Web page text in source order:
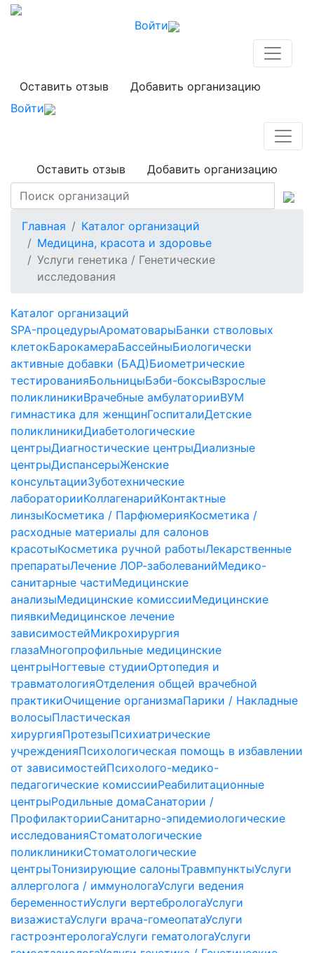
Войти
Оставить отзыв
Добавить организацию
Войти
Оставить отзыв Добавить организацию
Главная
Каталог организаций
Медицина, красота и здоровье
Услуги генетика / Генетические
исследования
Каталог организаций
SPA-процедурыАроматоварыБанки стволовых
клетокБарокамераБассейныБиологически
активные добавки (БАД)Биометрические
тестированияБольницыБэби-боксыВзрослые
поликлиникиВрачебные амбулаторииВУМ
гимнастика для женщинГоспиталиДетские
поликлиникиДиабетологические
центрыДиагностические центрыДиализные
центрыДиспансерыЖенские
консультацииЗуботехнические
лабораторииКоллагенарийКонтактные
линзыКосметика / ПарфюмерияКосметика /
расходные материалы для салонов
красотыКосметика ручной работыЛекарственные
препаратыЛечение ЛОР-заболеванийМедико-
санитарные частиМедицинские
анализыМедицинские комиссииМедицинские
пиявкиМедицинское лечение
зависимостейМикрохирургия
глазаМногопрофильные медицинские
центрыНогтевые студииОртопедия и
травматологияОтделения общей врачебной
практикиОчищение организмаПарики / Накладные
волосыПластическая
хирургияПротезыПсихиатрические
учрежденияПсихологическая помощь в избавлении
от зависимостейПсихолого-медико-
педагогические комиссииРеабилитационные
центрыРодильные домаСанатории /
ПрофилакторииСанитарно-эпидемиологические
исследованияСтоматологические
поликлиникиСтоматологические
центрыТонизирующие салоныТравмпунктыУслуги
аллерголога / иммунологаУслуги ведения
беременностиУслуги вертебрологаУслуги
визажистаУслуги врача-гомеопатаУслуги
гастроэнтерологаУслуги гематологаУслуги